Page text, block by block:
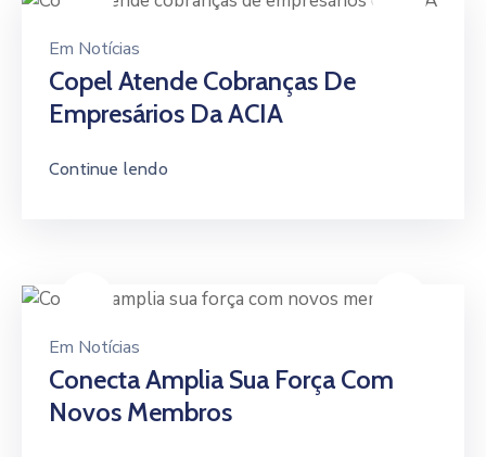
Em Notícias
Copel Atende Cobranças De
Empresários Da ACIA
Continue lendo
Em Notícias
Conecta Amplia Sua Força Com
Novos Membros